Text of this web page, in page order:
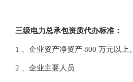
三级电力总承包资质代办标准：
1 、企业资产净资产 800 万元以上。
2 、企业主要人员